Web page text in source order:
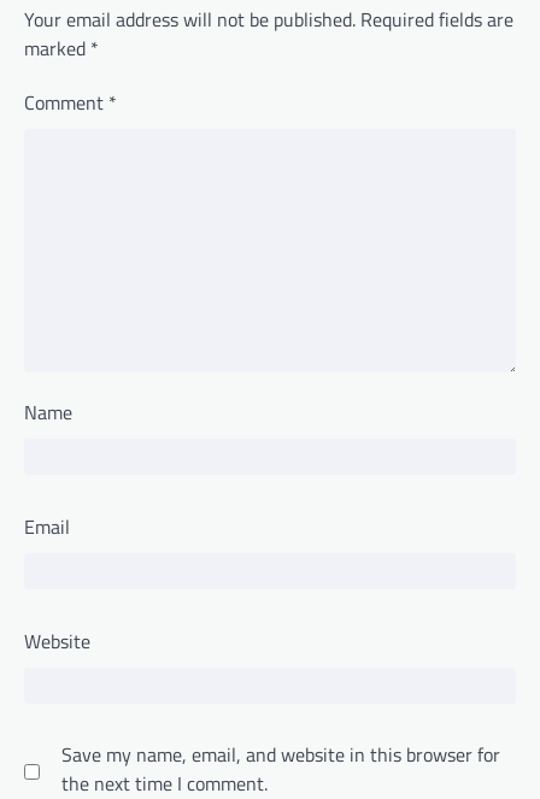
Your email address will not be published. Required fields are
marked *
Comment *
Name
Email
Website
Save my name, email, and website in this browser for
the next time I comment.